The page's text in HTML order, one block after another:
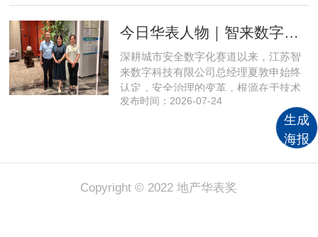
生成
海报
源交易平台董事长吴海花，消费产业会
资管理有限公司总经理孙燕南
今日华表人物｜智来数字总经理夏敦申：探寻城市风险 AI 防控创新之路
深耕城市安全数字化赛道以来，江苏智
来数字科技有限公司总经理夏敦申始终
认定，安全治理的变革，根源在于技术
模式的革新。在他看来，智慧消防不只
是简单的设备智能化，而是打通感知、
研判、预警、处置全链条，推动城市安
全从 “事后救火” 转向 “事前防患”。依靠
清晰的发展方向与持续不断的研发投
入，智来数字稳步搭建起面
发布时间：2026-07-24
Copyright © 2022 地产华表奖